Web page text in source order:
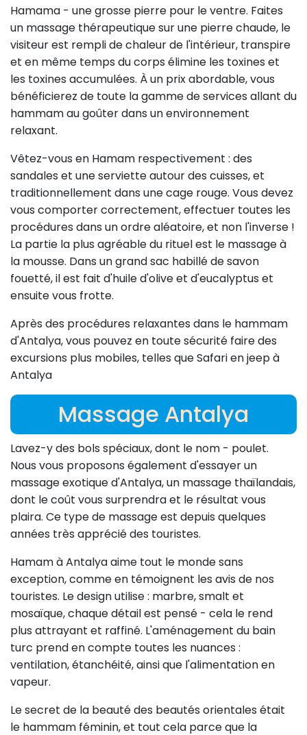
Hamama - une grosse pierre pour le ventre. Faites
un massage thérapeutique sur une pierre chaude, le
visiteur est rempli de chaleur de l'intérieur, transpire
et en même temps du corps élimine les toxines et
les toxines accumulées. À un prix abordable, vous
bénéficierez de toute la gamme de services allant du
hammam au goûter dans un environnement
relaxant.
Vêtez-vous en Hamam respectivement : des
sandales et une serviette autour des cuisses, et
traditionnellement dans une cage rouge. Vous devez
vous comporter correctement, effectuer toutes les
procédures dans un ordre aléatoire, et non l'inverse !
La partie la plus agréable du rituel est le massage à
la mousse. Dans un grand sac habillé de savon
fouetté, il est fait d'huile d'olive et d'eucalyptus et
ensuite vous frotte.
Après des procédures relaxantes dans le hammam
d'Antalya, vous pouvez en toute sécurité faire des
excursions plus mobiles, telles que Safari en jeep à
Antalya
Massage Antalya
Lavez-y des bols spéciaux, dont le nom - poulet.
Nous vous proposons également d'essayer un
massage exotique d'Antalya, un massage thaïlandais,
dont le coût vous surprendra et le résultat vous
plaira. Ce type de massage est depuis quelques
années très apprécié des touristes.
Hamam à Antalya aime tout le monde sans
exception, comme en témoignent les avis de nos
touristes. Le design utilise : marbre, smalt et
mosaïque, chaque détail est pensé - cela le rend
plus attrayant et raffiné. L'aménagement du bain
turc prend en compte toutes les nuances :
ventilation, étanchéité, ainsi que l'alimentation en
vapeur.
Le secret de la beauté des beautés orientales était
le hammam féminin, et tout cela parce que la